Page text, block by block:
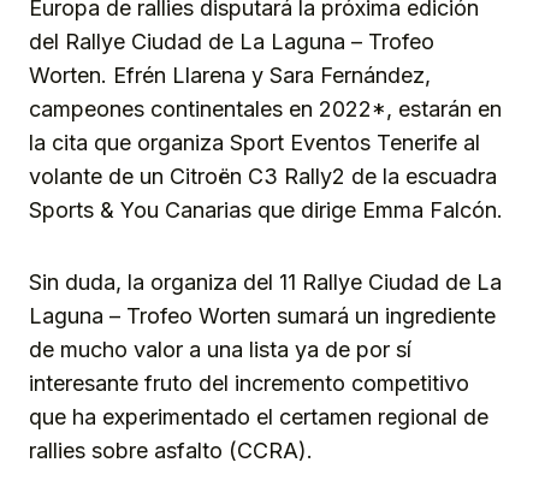
Europa de rallies disputará la próxima edición
del Rallye Ciudad de La Laguna – Trofeo
Worten. Efrén Llarena y Sara Fernández,
campeones continentales en 2022*, estarán en
la cita que organiza Sport Eventos Tenerife al
volante de un Citroën C3 Rally2 de la escuadra
Sports & You Canarias que dirige Emma Falcón.
Sin duda, la organiza del 11 Rallye Ciudad de La
Laguna – Trofeo Worten sumará un ingrediente
de mucho valor a una lista ya de por sí
interesante fruto del incremento competitivo
que ha experimentado el certamen regional de
rallies sobre asfalto (CCRA).